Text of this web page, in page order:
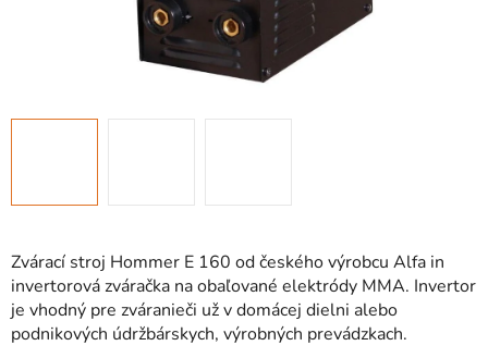
Zvárací stroj Hommer E 160 od českého výrobcu Alfa in
invertorová zváračka na obaľované elektródy MMA. Invertor
je vhodný pre zváranieči už v domácej dielni alebo
podnikových údržbárskych, výrobných prevádzkach.